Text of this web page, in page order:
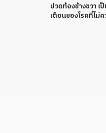
ปวดท้องข้างขวา
เตือนของโรคที่ไม่